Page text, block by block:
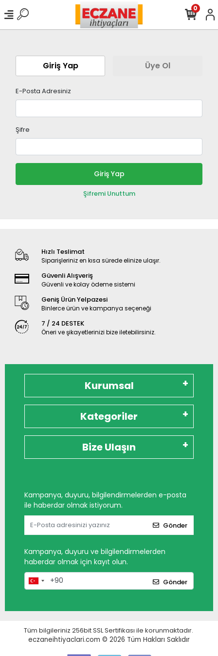
0
Giriş Yap Üye Ol
E-Posta Adresiniz
Şifre
Giriş Yap
Şifremi Unuttum
Hızlı Teslimat
Siparişleriniz en kısa sürede elinize ulaşır.
Güvenli Alışveriş
Güvenli ve kolay ödeme sistemi
Geniş Ürün Yelpazesi
Binlerce ürün ve kampanya seçeneği
7 / 24 DESTEK
Öneri ve şikayetlerinizi bize iletebilirsiniz.
Kurumsal
Kategoriler
Bize Ulaşın
Kampanya, duyuru, bilgilendirmelerden e-posta
ile haberdar olmak istiyorum.
Gönder
Kampanya, duyuru ve bilgilendirmelerden
haberdar olmak için kayıt olun.
Gönder
Tüm bilgileriniz 256bit SSL Sertifikası ile korunmaktadır.
eczaneihtiyaclari.com © 2026 Tüm Hakları Saklıdır